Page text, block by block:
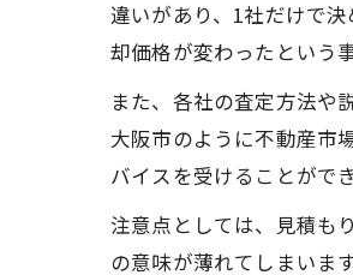
違いがあり、1社だけで
却価格が変わったという
また、各社の査定方法や
大阪市のように不動産市
バイスを受けることがで
注意点としては、見積も
の意味が薄れてしまいま